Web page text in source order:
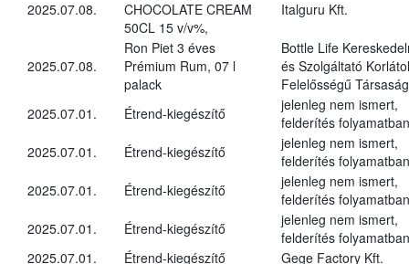
2025.07.08.
CHOCOLATE CREAM
50CL 15 v/v%,
Italguru Kft.
2025.07.08.
Ron Piet 3 éves
Prémium Rum, 07 l
palack
Bottle Life
és Szolgáltató
Felelősségű Társaság
2025.07.01.
Étrend-kiegészítő
jelenleg nem ismert,
felderítés folyamatban
2025.07.01.
Étrend-kiegészítő
jelenleg nem ismert,
felderítés folyamatban
2025.07.01.
Étrend-kiegészítő
jelenleg nem ismert,
felderítés folyamatban
2025.07.01.
Étrend-kiegészítő
jelenleg nem ismert,
felderítés folyamatban
2025.07.01.
Étrend-kiegészítő
Gege Factory Kft.